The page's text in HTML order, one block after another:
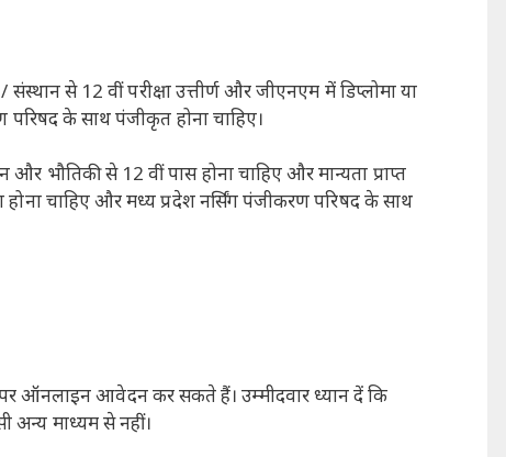
/ संस्थान से 12 वीं परीक्षा उत्तीर्ण और जीएनएम में डिप्लोमा या
परिषद के साथ पंजीकृत होना चाहिए।
और भौतिकी से 12 वीं पास होना चाहिए और मान्यता प्राप्त
होना चाहिए और मध्य प्रदेश नर्सिंग पंजीकरण परिषद के साथ
ऑनलाइन आवेदन कर सकते हैं। उम्मीदवार ध्यान दें कि
माध्यम से नहीं।